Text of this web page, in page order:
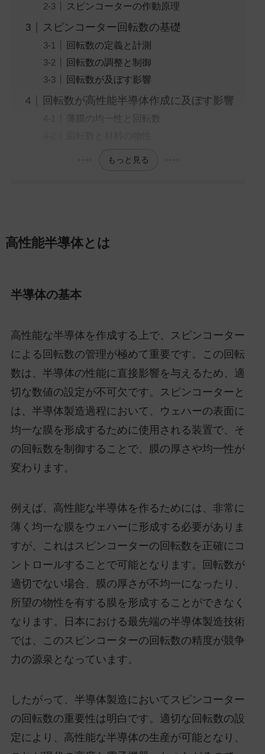
スピンコーターの作動原理
スピンコーター回転数の基礎
回転数の定義と計測
回転数の調整と制御
回転数が及ぼす影響
回転数が高性能半導体作成に及ぼす影響
薄膜の均一性と回転数
もっと見る
高性能半導体とは
半導体の基本
高性能な半導体を作成する上で、スピンコーター
による回転数の管理が極めて重要です。この回転
数は、半導体の性能に直接影響を与えるため、適
切な数値の設定が不可欠です。スピンコーターと
は、半導体製造過程において、ウェハーの表面に
均一な膜を形成するために使用される装置で、そ
の回転数を制御することで、膜の厚さや均一性が
変わります。
例えば、高性能な半導体を作るためには、非常に
薄く均一な膜をウェハーに形成する必要がありま
すが、これはスピンコーターの回転数を正確にコ
ントロールすることで可能となります。回転数が
適切でない場合、膜の厚さが不均一になったり、
所望の物性を有する膜を形成することができなく
なります。日本における最先端の半導体製造技術
では、このスピンコーターの回転数の精度が競争
力の源泉となっています。
したがって、半導体製造においてスピンコーター
の回転数の重要性は明白です。適切な回転数の設
定により、高性能な半導体の生産が可能となり、